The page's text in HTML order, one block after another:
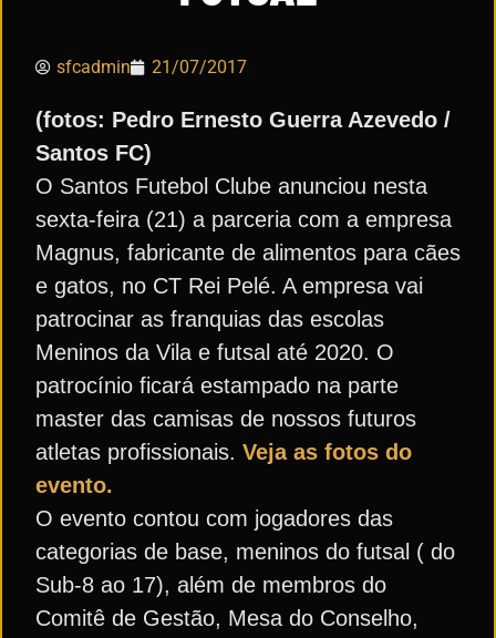
sfcadmin 21/07/2017
(fotos: Pedro Ernesto Guerra Azevedo /
Santos FC)
O Santos Futebol Clube anunciou nesta
sexta-feira (21) a parceria com a empresa
Magnus, fabricante de alimentos para cães
e gatos, no CT Rei Pelé. A empresa vai
patrocinar as franquias das escolas
Meninos da Vila e futsal até 2020. O
patrocínio ficará estampado na parte
master das camisas de nossos futuros
atletas profissionais. Veja as fotos do
evento.
O evento contou com jogadores das
categorias de base, meninos do futsal ( do
Sub-8 ao 17), além de membros do
Comitê de Gestão, Mesa do Conselho,